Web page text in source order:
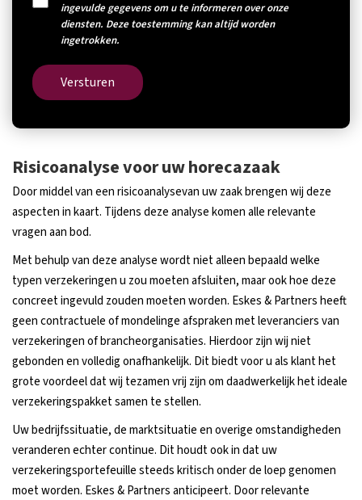
ingevulde gegevens om u te informeren over onze
diensten. Deze toestemming kan altijd worden
ingetrokken.
Versturen
Risicoanalyse voor uw horecazaak
Door middel van een risicoanalysevan uw zaak brengen wij deze
aspecten in kaart. Tijdens deze analyse komen alle relevante
vragen aan bod.
Met behulp van deze analyse wordt niet alleen bepaald welke
typen verzekeringen u zou moeten afsluiten, maar ook hoe deze
concreet ingevuld zouden moeten worden. Eskes & Partners heeft
geen contractuele of mondelinge afspraken met leveranciers van
verzekeringen of brancheorganisaties. Hierdoor zijn wij niet
gebonden en volledig onafhankelijk. Dit biedt voor u als klant het
grote voordeel dat wij tezamen vrij zijn om daadwerkelijk het ideale
verzekeringspakket samen te stellen.
Uw bedrijfssituatie, de marktsituatie en overige omstandigheden
veranderen echter continue. Dit houdt ook in dat uw
verzekeringsportefeuille steeds kritisch onder de loep genomen
moet worden. Eskes & Partners anticipeert. Door relevante